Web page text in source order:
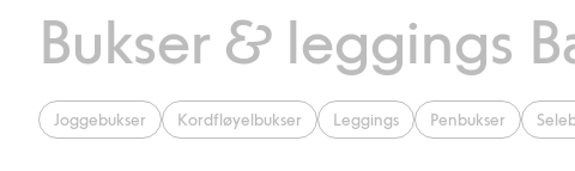
Bukser & leggings
Joggebukser Kordfløyelbukser Leggings Penbukser